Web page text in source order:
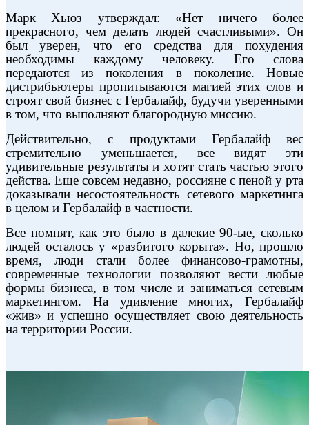
Марк Хьюз утверждал: «Нет ничего более
прекрасного, чем делать людей счастливыми». Он
был уверен, что его средства для похудения
необходимы каждому человеку. Его слова
передаются из поколения в поколение. Новые
дистрибьютеры пропитываются магией этих слов и
строят свой бизнес с Гербалайф, будучи уверенными
в том, что выполняют благородную миссию.
Действительно, с продуктами Гербалайф вес
стремительно уменьшается, все видят эти
удивительные результаты и хотят стать частью этого
действа. Еще совсем недавно, россияне с пеной у рта
доказывали несостоятельность сетевого маркетинга
в целом и Гербалайф в частности.
Все помнят, как это было в далекие 90-ые, сколько
людей осталось у «разбитого корыта». Но, прошло
время, люди стали более финансово-грамотны,
современные технологии позволяют вести любые
формы бизнеса, в том числе и заниматься сетевым
маркетингом. На удивление многих, Гербалайф
«жив» и успешно осуществляет свою деятельность
на территории России.